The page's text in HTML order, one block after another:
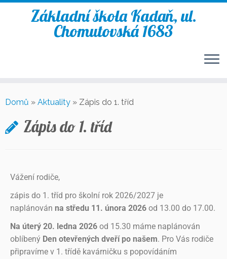
Základní škola Kadaň, ul.
Chomutovská 1683
Domů » Aktuality » Zápis do 1. tříd
Zápis do 1. tříd
Vážení rodiče,
zápis do 1. tříd pro školní rok 2026/2027 je
naplánován na středu 11. února 2026 od 13.00 do 17.00.
Na úterý 20. ledna 2026 od 15.30 máme naplánován
oblíbený Den otevřených dveří po našem. Pro Vás rodiče
připravíme v 1. třídě kavárničku s popovídáním